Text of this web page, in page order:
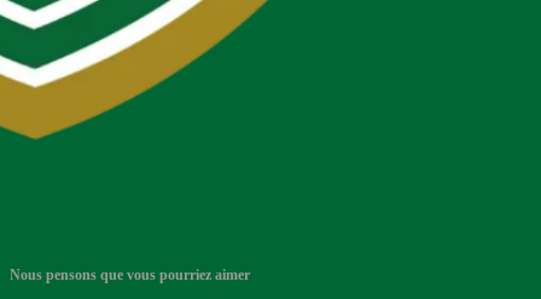
Nous pensons que vous pourriez aimer